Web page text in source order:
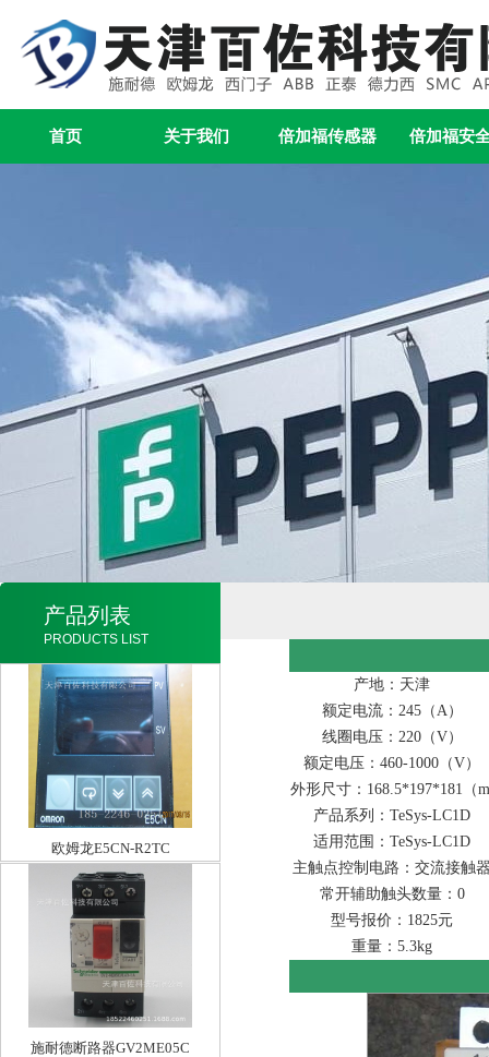
首页 关于我们 倍加福传感器 倍加福安
产品列表
PRODUCTS LIST
欧姆龙E5CN-R2TC
施耐德断路器GV2ME05C
产地：天津
额定电流：245（A）
线圈电压：220（V）
额定电压：460-1000（V）
外形尺寸：168.5*197*181（
产品系列：TeSys-LC1D
适用范围：TeSys-LC1D
主触点控制电路：交流接触
常开辅助触头数量：0
型号报价：1825元
重量：5.3kg